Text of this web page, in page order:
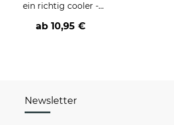
ein richtig cooler -
ab10,95 €
Newsletter